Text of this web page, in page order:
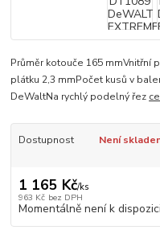
Průměr kotouče 165 mmVnitřní
plátku 2,3 mmPočet kusů v
DeWaltNa rychlý podelný řez
Dostupnost Není
1 165 Kč/ks
963 Kč bez DPH
Momentálně není k dispozici